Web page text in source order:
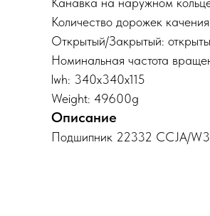
Количество дорожек
Открытый/Закрытый:
Номинальная частота
lwh: 340x340x115
Weight: 49600g
Описание
Подшипник 22332 CCJA/